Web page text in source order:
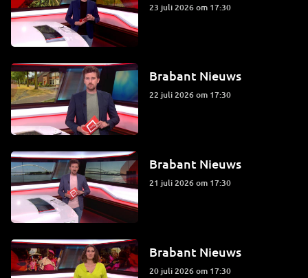
23 juli 2026 om 17:30
Brabant Nieuws
22 juli 2026 om 17:30
Brabant Nieuws
21 juli 2026 om 17:30
Brabant Nieuws
20 juli 2026 om 17:30